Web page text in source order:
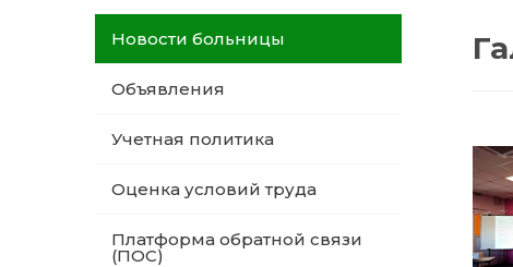
Новости больницы
Объявления
Учетная политика
Оценка условий труда
Платформа обратной связи
(ПОС)